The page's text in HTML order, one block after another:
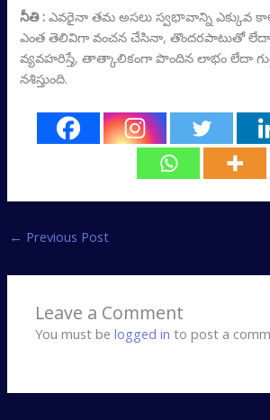
నీతి : ఎవరైనా తమ అసలు స్వభావాన్ని ఎక్కువ
ఎంత తెలివిగా వంచన చేసినా, తొందరపాటుతో లేదా
వ్యవహరిస్తే, తాత్కాలికంగా పొందిన లాభం లేదా
నశిస్తుంది.
← Previous Post
Leave a Comment
You must belogged in to post a